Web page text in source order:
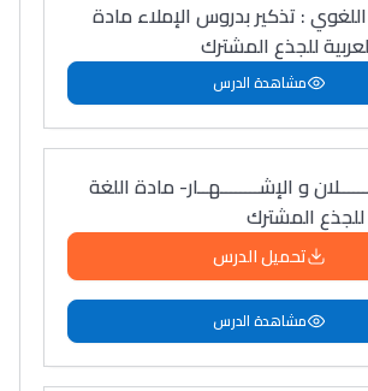
: تذكير بدروس الإملاء مادة
للجذع المشترك
مشاهدة الدرس
و الإشــــــــهــار- مادة اللغة
للجذع المشترك
تحميل الدرس
مشاهدة الدرس